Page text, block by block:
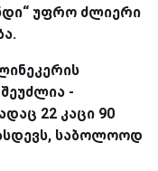
უფრო ძლიერი
-
22 კაცი 90
საბოლოოდ